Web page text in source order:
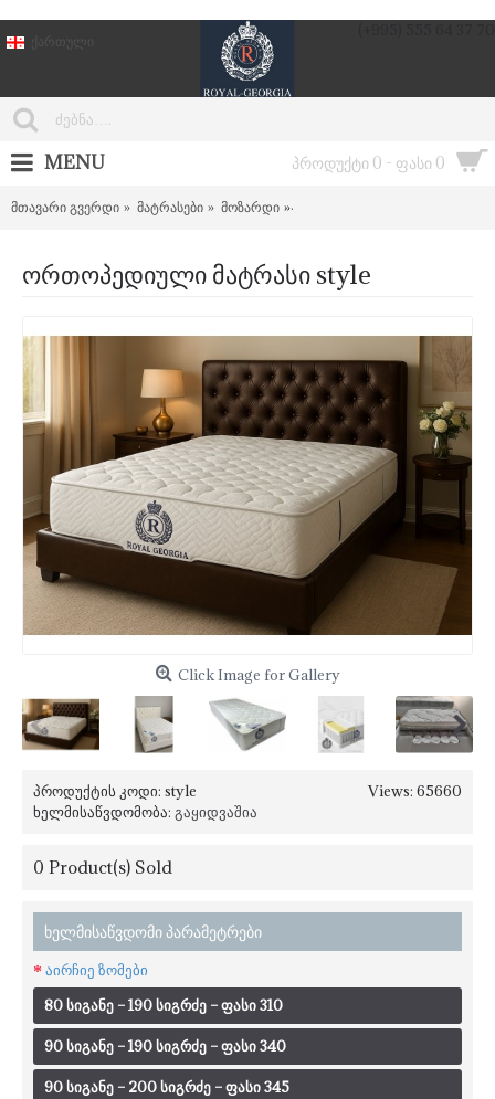
ქართული
პროდუქტი 0 - ფასი 0
MENU
მთავარი გვერდი მატრასები მოზარდი
ორთოპედიული მატრასი style
Click Image for Gallery
Views: 65660
პროდუქტის კოდი: style
ხელმისაწვდომობა: გაყიდვაშია
0 Product(s) Sold
ხელმისაწვდომი პარამეტრები
აირჩიე ზომები
80 სიგანე – 190 სიგრძე – ფასი 310
90 სიგანე – 190 სიგრძე – ფასი 340
90 სიგანე – 200 სიგრძე – ფასი 345